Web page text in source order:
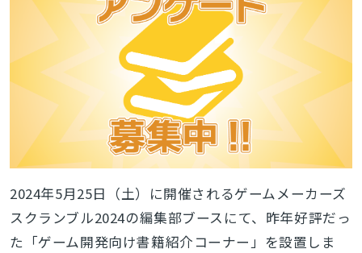
2024年5月25日（土）に開催されるゲームメーカーズ
スクランブル2024の編集部ブースにて、昨年好評だっ
た「ゲーム開発向け書籍紹介コーナー」を設置しま